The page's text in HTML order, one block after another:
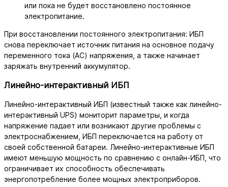
или пока не будет восстановлено постоянное
электропитание.
При восстановлении постоянного электропитания: ИБП
снова переключает источник питания на основное подачу
переменного тока (AC) напряжения, а также начинает
заряжать внутренний аккумулятор.
Линейно-интерактивный ИБП
Линейно-интерактивный ИБП (известный также как линейно-
интерактивный UPS) мониторит параметры, и когда
напряжение падает или возникают другие проблемы с
электроснабжением, ИБП переключается на работу от
своей собственной батареи. Линейно-интерактивные ИБП
имеют меньшую мощность по сравнению с онлайн-ИБП, что
ограничивает их способность обеспечивать
энергопотребление более мощных электроприборов.